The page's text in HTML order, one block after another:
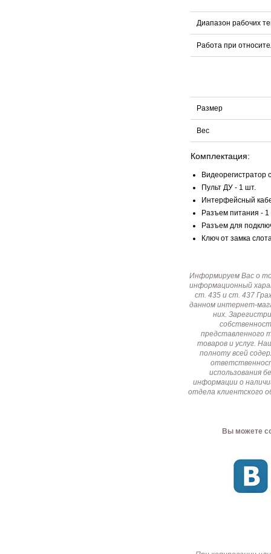
Диапазон рабочих
Работа при
Размер
Вес
Комплектация:
Видеорегистратор
Пульт ДУ - 1 шт.
Интерфейсный
Разъем питания - 1
Разъем для
Ключ от замка
Информируем Вас о
информационный
ст. 435 и ст. 437
данном интернет-
них.
представленного
товаров и услуг.
полноту всей
использования
информации о
отдела клиентского
Вы можете